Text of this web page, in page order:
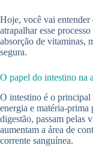
Hoje, você vai entender
atrapalhar esse
absorção de vitaminas,
segura.
O papel do intestino na
O intestino é o principal
energia e matéria-prima
digestão, passam pelas
aumentam a área de
corrente sanguínea.